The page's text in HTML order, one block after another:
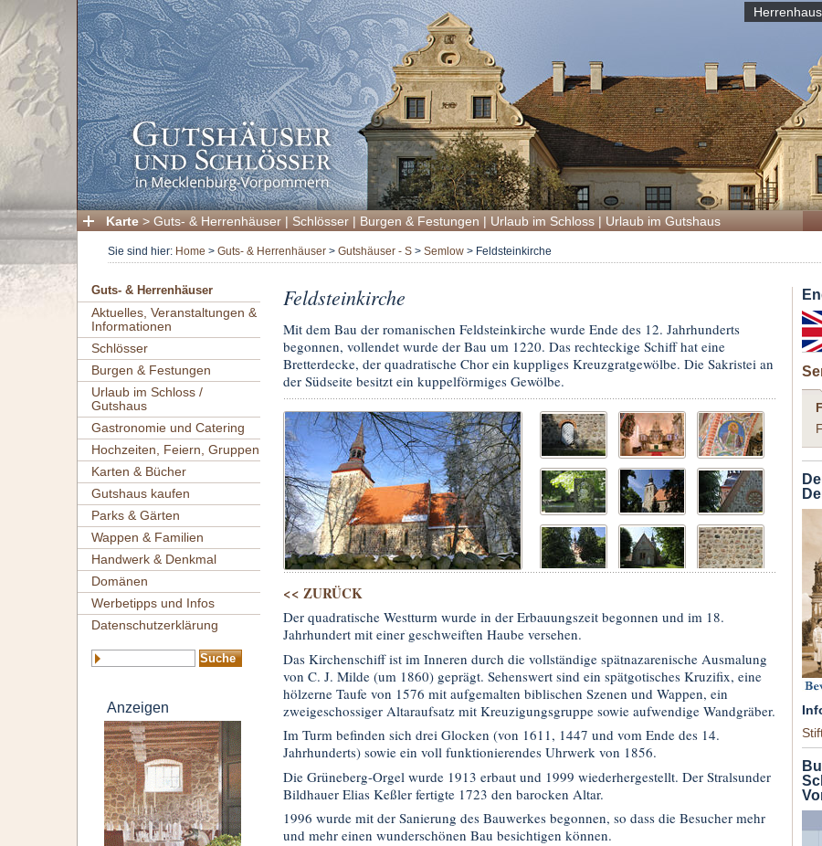
Karte> Guts- & Herrenhäuser| Schlösser| Burgen & Festungen | Urlaub im Schloss| Urlaub im Gutshaus
Sie sind hier: Home > Guts- & Herrenhäuser> Gutshäuser - S> Semlow> Feldsteinkirche
Guts- & Herrenhäuser
Aktuelles, Veranstaltungen &
Informationen
Schlösser
Burgen & Festungen
Urlaub im Schloss /
Gutshaus
Gastronomie und Catering
Hochzeiten, Feiern, Gruppen
Karten & Bücher
Gutshaus kaufen
Parks & Gärten
Wappen & Familien
Handwerk & Denkmal
Domänen
Werbetipps und Infos
Datenschutzerklärung
Anzeigen
Feldsteinkirche
Mit dem Bau der romanischen Feldsteinkirche wurde Ende des 12. Jahrhunderts
begonnen, vollendet wurde der Bau um 1220. Das rechteckige Schiff hat eine
Bretterdecke, der quadratische Chor ein kuppliges Kreuzgratgewölbe. Die Sakristei an
der Südseite besitzt ein kuppelförmiges Gewölbe.
<< ZURÜCK
Der quadratische Westturm wurde in der Erbauungszeit begonnen und im 18.
Jahrhundert mit einer geschweiften Haube versehen.
Das Kirchenschiff ist im Inneren durch die vollständige spätnazarenische Ausmalung
von C. J. Milde (um 1860) geprägt. Sehenswert sind ein spätgotisches Kruzifix, eine
hölzerne Taufe von 1576 mit aufgemalten biblischen Szenen und Wappen, ein
zweigeschossiger Altaraufsatz mit Kreuzigungsgruppe sowie aufwendige Wandgräber.
Im Turm befinden sich drei Glocken (von 1611, 1447 und vom Ende des 14.
Jahrhunderts) sowie ein voll funktionierendes Uhrwerk von 1856.
Die Grüneberg-Orgel wurde 1913 erbaut und 1999 wiederhergestellt. Der Stralsunder
Bildhauer Elias Keßler fertigte 1723 den barocken Altar.
1996 wurde mit der Sanierung des Bauwerkes begonnen, so dass die Besucher mehr
und mehr einen wunderschönen Bau besichtigen können.